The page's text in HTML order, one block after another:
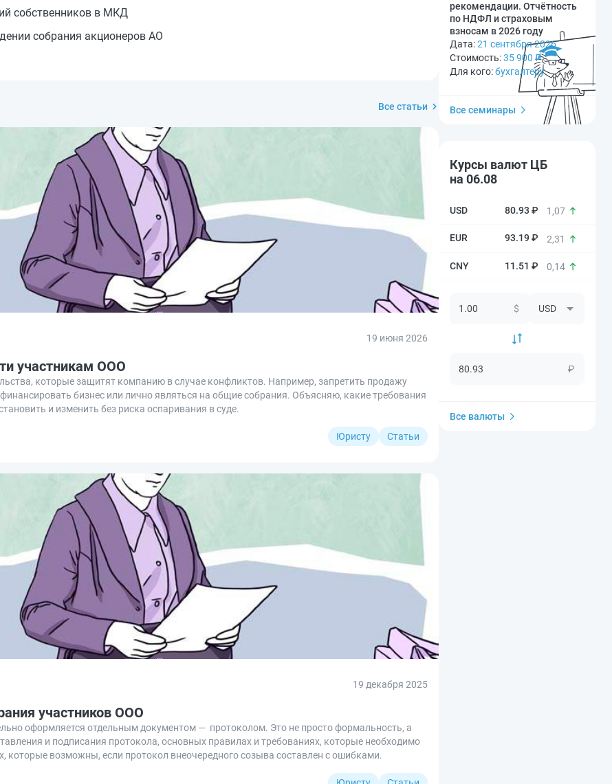
собственников в МКД
собрания акционеров АО
Все статьи
19 июня 2026
участникам ООО
которые защитят компанию в случае конфликтов. Например, запретить продажу
бизнес или лично являться на общие собрания. Объясняю, какие требования
и изменить без риска оспаривания в суде.
Юристу Статьи
19 декабря 2025
участников ООО
оформляется отдельным документом — протоколом. Это не просто формальность, а
и подписания протокола, основных правилах и требованиях, которые необходимо
которые возможны, если протокол внеочередного созыва составлен с ошибками.
рекомендации. Отчётность
по НДФЛ и страховым
взносам в 2026 году
Дата:21 сентября 2026
Стоимость:35 900 ₽
Для кого:бухгалтеру
Все семинары
Курсы валют ЦБ
на 06.08
80.93 ₽ 1,07
93.19 ₽ 2,31
11.51 ₽ 0,14
$
₽
Все валюты